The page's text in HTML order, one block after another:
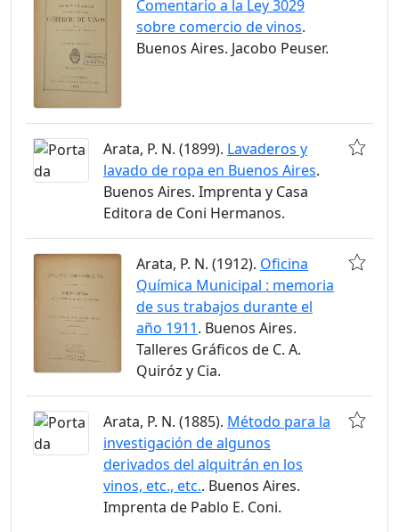
Comentario a la Ley 3029
sobre comercio de vinos.
Buenos Aires. Jacobo Peuser.
Arata, P. N. (1899). Lavaderos y
lavado de ropa en Buenos Aires.
Buenos Aires. Imprenta y Casa
Editora de Coni Hermanos.
Arata, P. N. (1912). Oficina
Química Municipal : memoria
de sus trabajos durante el
año 1911. Buenos Aires.
Talleres Gráficos de C. A.
Quiróz y Cia.
Arata, P. N. (1885). Método para la
investigación de algunos
derivados del alquitrán en los
vinos, etc., etc.. Buenos Aires.
Imprenta de Pablo E. Coni.